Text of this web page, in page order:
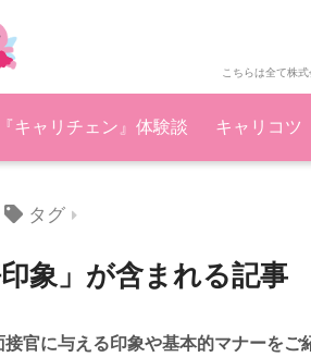
こちらは全て株
キャリチェン』体験談 キャリコツ
タグ
象」が含まれる記事
官に与える印象や基本的マナーをご